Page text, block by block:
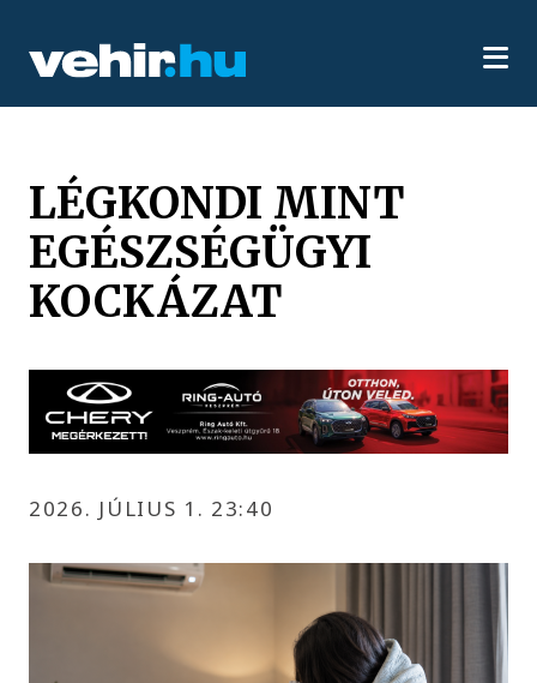
LÉGKONDI MINT
EGÉSZSÉGÜGYI
KOCKÁZAT
2026. JÚLIUS 1. 23:40